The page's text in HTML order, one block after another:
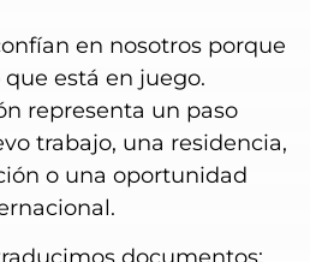
en nosotros porque
está en juego.
representa un paso
trabajo, una residencia,
o una oportunidad